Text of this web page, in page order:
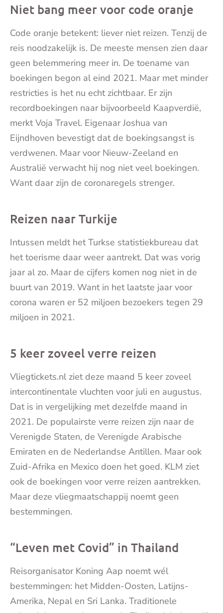
Niet bang meer voor code oranje
Code oranje betekent: liever niet reizen. Tenzij de
reis noodzakelijk is. De meeste mensen zien daar
geen belemmering meer in. De toename van
boekingen begon al eind 2021. Maar met minder
restricties is het nu echt zichtbaar. Er zijn
recordboekingen naar bijvoorbeeld Kaapverdië,
merkt Voja Travel. Eigenaar Joshua van
Eijndhoven bevestigt dat de boekingsangst is
verdwenen. Maar voor Nieuw-Zeeland en
Australië verwacht hij nog niet veel boekingen.
Want daar zijn de coronaregels strenger.
Reizen naar Turkije
Intussen meldt het Turkse statistiekbureau dat
het toerisme daar weer aantrekt. Dat was vorig
jaar al zo. Maar de cijfers komen nog niet in de
buurt van 2019. Want in het laatste jaar voor
corona waren er 52 miljoen bezoekers tegen 29
miljoen in 2021.
5 keer zoveel verre reizen
Vliegtickets.nl ziet deze maand 5 keer zoveel
intercontinentale vluchten voor juli en augustus.
Dat is in vergelijking met dezelfde maand in
2021. De populairste verre reizen zijn naar de
Verenigde Staten, de Verenigde Arabische
Emiraten en de Nederlandse Antillen. Maar ook
Zuid-Afrika en Mexico doen het goed. KLM ziet
ook de boekingen voor verre reizen aantrekken.
Maar deze vliegmaatschappij noemt geen
bestemmingen.
“Leven met Covid” in Thailand
Reisorganisator Koning Aap noemt wél
bestemmingen: het Midden-Oosten, Latijns-
Amerika, Nepal en Sri Lanka. Traditionele